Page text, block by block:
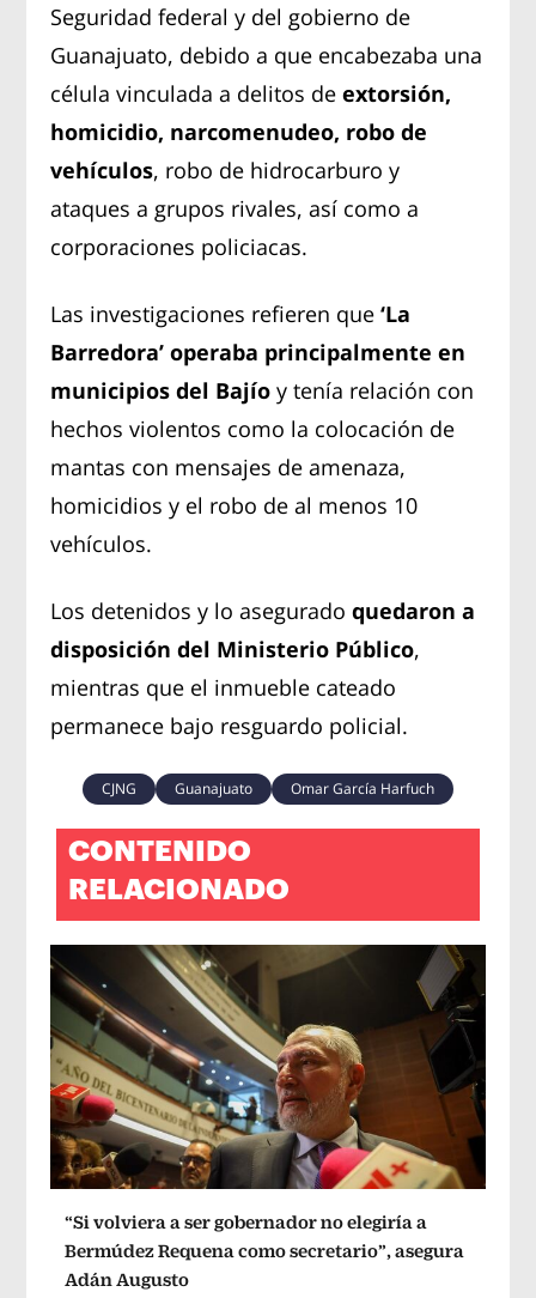
Seguridad federal y del gobierno de
Guanajuato, debido a que encabezaba una
célula vinculada a delitos de extorsión,
homicidio, narcomenudeo, robo de
vehículos, robo de hidrocarburo y
ataques a grupos rivales, así como a
corporaciones policiacas.
Las investigaciones refieren que ‘La
Barredora’ operaba principalmente en
municipios del Bajío y tenía relación con
hechos violentos como la colocación de
mantas con mensajes de amenaza,
homicidios y el robo de al menos 10
vehículos.
Los detenidos y lo asegurado quedaron a
disposición del Ministerio Público,
mientras que el inmueble cateado
permanece bajo resguardo policial.
CJNG Guanajuato Omar García Harfuch
CONTENIDO
RELACIONADO
“Si volviera a ser gobernador no elegiría a
Bermúdez Requena como secretario”, asegura
Adán Augusto